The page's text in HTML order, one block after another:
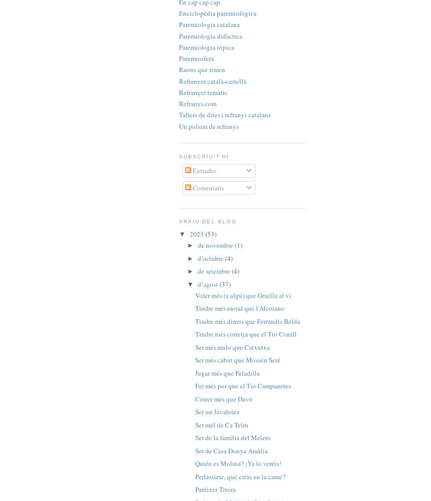
En cap cap cap
Enciclopèdia paremiològica
Paremiologia catalana
Paremiologia didàctica
Paremiologia tòpica
Paremiosfera
Raons que rimen
Refranyer català-castellà
Refranyer temàtic
Refranys.com
Tallers de dites i refranys catalans
Un polsim de refranys
SUBSCRIU-T'HI
Entrades
Comentaris
ARXIU DEL BLOG
▼ 2023 (53)
► de novembre (1)
► d’octubre (4)
► de setembre (4)
▼ d’agost(37)
Voler més (a algú) que Graella al vi
Tindre més moral que l'Alcoiano
Tindre més diners que Ferrandis Belda
Tindre més corretja que el Tio Conill
Ser més malo que Catxutxa
Ser més cabut que Mossén Seré
Jugar més que Peladilla
Fer més por que el Tio Campanetes
Córrer més que Davó
Ser un Javaloies
Ser mel de Ca Telm
Ser de la família del Melero
Ser de Casa Donya Amàlia
Quién es Molina? ¡Ya lo veréis!
Perlassiete, qué estàs en la came?
Parèixer Titora